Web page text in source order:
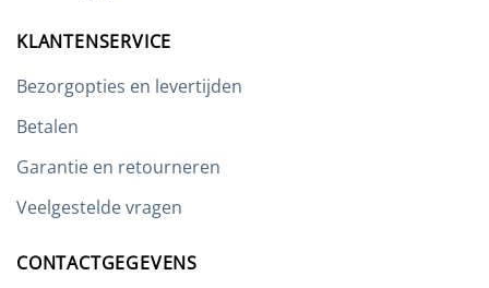
KLANTENSERVICE
Bezorgopties en levertijden
Betalen
Garantie en retourneren
Veelgestelde vragen
CONTACTGEGEVENS